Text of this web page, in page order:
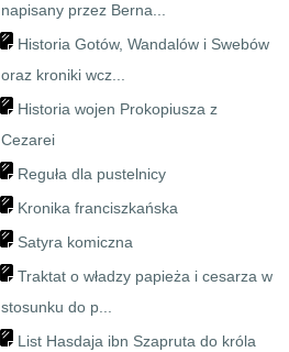
napisany przez Berna...
Historia Gotów, Wandalów i Swebów
oraz kroniki wcz...
Historia wojen Prokopiusza z
Cezarei
Reguła dla pustelnicy
Kronika franciszkańska
Satyra komiczna
Traktat o władzy papieża i cesarza w
stosunku do p...
List Hasdaja ibn Szapruta do króla